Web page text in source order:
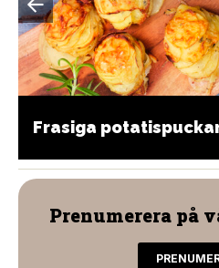
Frasiga
Prenumerera på